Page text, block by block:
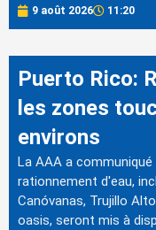
9 août 2026 11:20
Puerto Rico:
les zones
environs
La AAA a
rationnement d'eau,
Canóvanas, Trujillo
oasis, seront mis à